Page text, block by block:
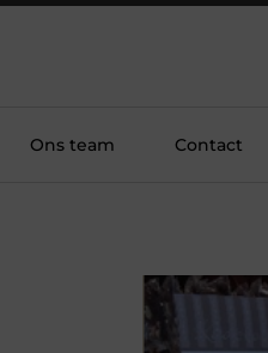
Ons team Contact